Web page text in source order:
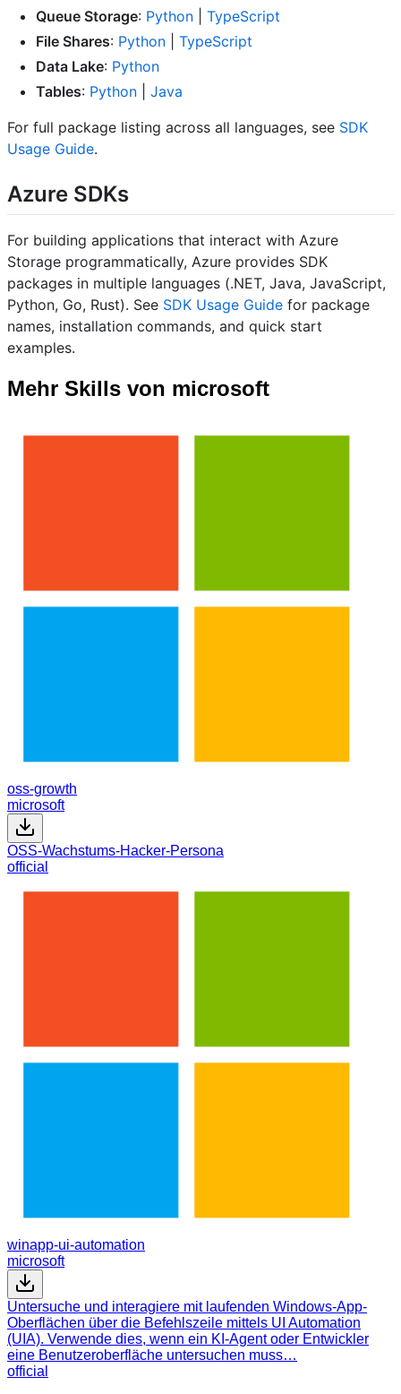
Queue Storage: Python
TypeScript
File Shares: Python
TypeScript
Data Lake: Python
Tables: Python
Java
For full package listing across all languages, see SDK
Usage Guide.
Azure SDKs
For building applications that interact with Azure
Storage programmatically, Azure provides SDK
packages in multiple languages (.NET, Java, JavaScript,
Python, Go, Rust). See SDK Usage Guide for package
names, installation commands, and quick start
examples.
Mehr Skills von microsoft
oss-growth
microsoft
OSS-Wachstums-Hacker-Persona
official
winapp-ui-automation
microsoft
Untersuche und interagiere mit laufenden Windows-App-
Oberflächen über die Befehlszeile mittels UI Automation
(UIA). Verwende dies, wenn ein KI-Agent oder Entwickler
eine Benutzeroberfläche untersuchen muss…
official